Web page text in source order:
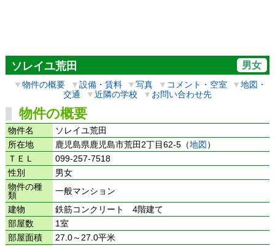
ソレイユ荒田 男女
▼物件の概要 ▼設備・賃料 ▼写真 ▼ コメント・空室 ▼地図・
交通
▼近隣の学校 ▼ お問い合わせ先
物件の概要
物件名
ソレイユ荒田
所在地
鹿児島県鹿児島市荒田2丁目62-5（地図 ）
ＴＥＬ
099-257-7518
性別
男女
物件の種
類
一般マンション
建物
鉄筋コンクリート 4階建て
部屋数
1室
部屋面積
27.0～27.0平米